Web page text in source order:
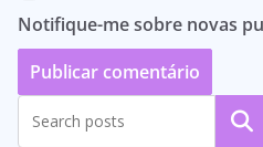
Notifique-me sobre novas